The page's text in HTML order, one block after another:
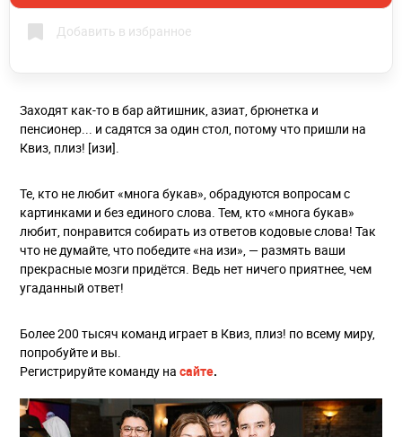
Добавить в избранное
Заходят как-то в бар айтишник, азиат, брюнетка и
пенсионер... и садятся за один стол, потому что пришли на
Квиз, плиз! [изи].
Те, кто не любит «многа букав», обрадуются вопросам с
картинками и без единого слова. Тем, кто «многа букав»
любит, понравится собирать из ответов кодовые слова! Так
что не думайте, что победите «на изи», — размять ваши
прекрасные мозги придётся. Ведь нет ничего приятнее, чем
угаданный ответ!
Более 200 тысяч команд играет в Квиз, плиз! по всему миру,
попробуйте и вы.
Регистрируйте команду на сайте.